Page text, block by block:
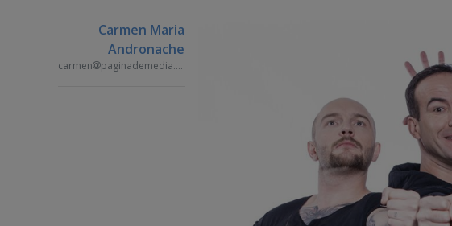
Carmen Maria
Andronache
carmen paginademedia.ro